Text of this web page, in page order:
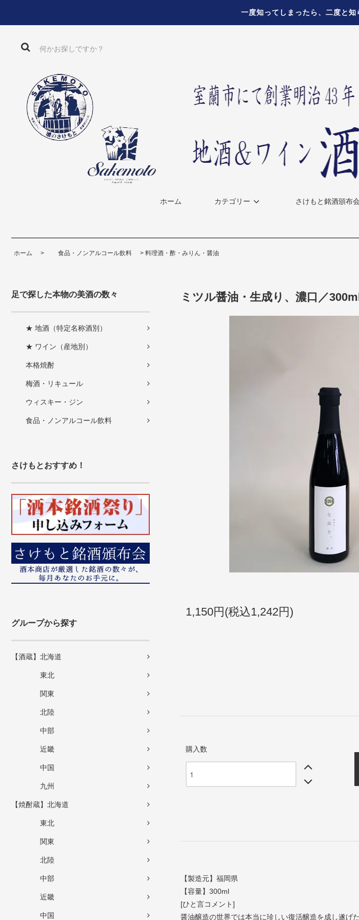
一度知ってしまったら、二度と
ホーム カテゴリー さけもと銘酒頒布会
ホーム > 食品・ノンアルコール飲料 > 料理酒・酢・みりん・醤油
足で探した本物の美酒の数々
★ 地酒（特定名称酒別）
★ ワイン（産地別）
本格焼酎
梅酒・リキュール
ウィスキー・ジン
食品・ノンアルコール飲料
さけもとおすすめ！
グループから探す
【酒蔵】北海道
東北
関東
北陸
中部
近畿
中国
九州
【焼酎蔵】北海道
東北
関東
北陸
中部
近畿
中国
ミツル醤油・生成り、濃口／
1,150円(税込1,242円)
購入数
【製造元】福岡県
【容量】300ml
[ひと言コメント]
醤油醸造の世界では本当に珍しい復活醸造を成し遂げ